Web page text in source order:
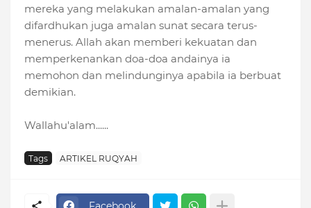
mereka yang melakukan amalan-amalan yang
difardhukan juga amalan sunat secara terus-
menerus. Allah akan memberi kekuatan dan
memperkenankan doa-doa andainya ia
memohon dan melindunginya apabila ia berbuat
demikian.
Wallahu'alam......
Tags ARTIKEL RUQYAH